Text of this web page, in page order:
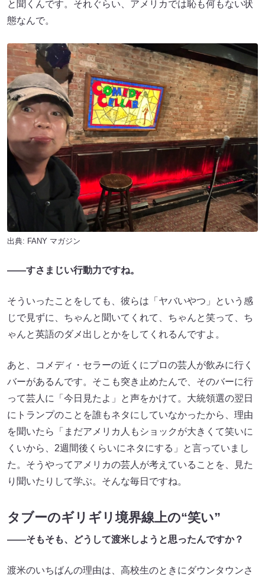
と聞くんです。それぐらい、アメリカでは恥も何もない状
態なんで。
出典: FANY マガジン
――すさまじい行動力ですね。
そういったことをしても、彼らは「ヤバいやつ」という感
じで見ずに、ちゃんと聞いてくれて、ちゃんと笑って、ち
ゃんと英語のダメ出しとかをしてくれるんですよ。
あと、コメディ・セラーの近くにプロの芸人が飲みに行く
バーがあるんです。そこも突き止めたんで、そのバーに行
って芸人に「今日見たよ」と声をかけて。大統領選の翌日
にトランプのことを誰もネタにしていなかったから、理由
を聞いたら「まだアメリカ人もショックが大きくて笑いに
くいから、2週間後くらいにネタにする」と言っていまし
た。そうやってアメリカの芸人が考えていることを、見た
り聞いたりして学ぶ。そんな毎日ですね。
タブーのギリギリ境界線上の“笑い”
――そもそも、どうして渡米しようと思ったんですか？
渡米のいちばんの理由は、高校生のときにダウンタウンさ